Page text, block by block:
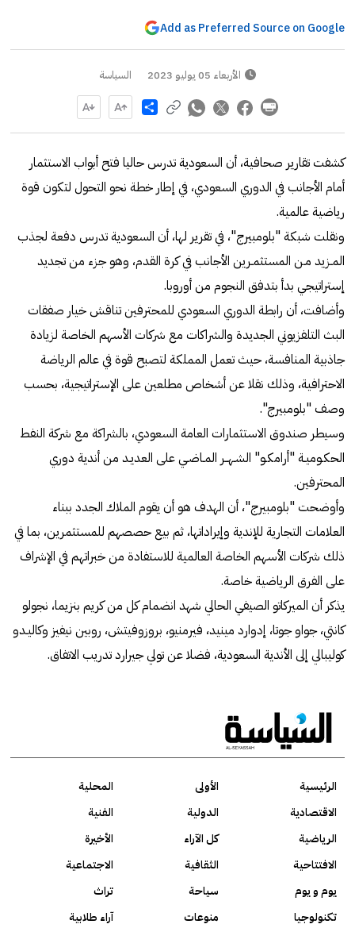
Add as Preferred Source on Google
الأربعاء 05 يوليو 2023 السياسة
Share
كشفت تقارير صحافية، أن السعودية تدرس حاليا فتح أبواب الاستثمار
أمام الأجانب في الدوري السعودي، في إطار خطة نحو التحول لتكون قوة
رياضية عالمية.
ونقلت شبكة "بلومبيرج"، في تقرير لها، أن السعودية تدرس دفعة لجذب
المـزيد مـن المستثمـرين الأجانب في كرة القدم، وهو جزء من تجديد
إستراتيجي بدأ بتدفق النجوم من أوروبا.
وأضافت، أن رابطة الدوري السعودي للمحترفين تناقش خيار صفقات
البث التلفزيوني الجديدة والشراكات مع شركات الأسهم الخاصة لزيادة
جاذبية المنافسة، حيث تعمل المملكة لتصبح قوة في عالم الرياضة
الاحترافية، وذلك نقلا عن أشخاص مطلعين على الإستراتيجية، بحسب
وصف "بلومبيرج".
وسيطر صندوق الاستثمارات العامة السعودي، بالشراكة مع شركة النفط
الحكـوميـة "أرامكـو" الشـهــر المـاضـي على العديـد من أندية دوري
المحترفين.
وأوضحت "بلومبيرج"، أن الهدف هو أن يقوم الملاك الجدد ببناء
العلامات التجارية للإندية وإيراداتها، ثم بيع حصصهم للمستثمرين، بما في
ذلك شركات الأسهم الخاصة العالمية للاستفادة من خبراتهم في الإشراف
على الفرق الرياضية خاصة.
يذكر أن الميركاتو الصيفي الحالي شهد انضمام كل من كريم بنزيما، نجولو
كانتي، جواو جوتا، إدوارد مينيد، فيرمنيو، بروزوفيتش، روبين نيفيز وكاليـدو
كوليبالي إلى الأندية السعودية، فضلا عن تولي جيرارد تدريب الاتفاق.
الرئيسية الأولى
المحلية
الاقتصادية
الدولية
الفنية
الرياضية
كل الآراء
الأخيرة
الافتتاحية
الثقافية
الاجتماعية
يوم و يوم
سياحة
تراث
تكنولوجيا
منوعات آراء طلابية